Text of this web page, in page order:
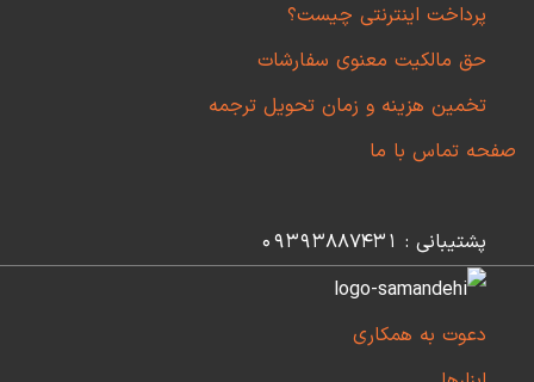
پرداخت اینترنتی چیست؟
حق مالکیت معنوی سفارشات
تخمین هزینه و زمان تحویل ترجمه
صفحه تماس با ما
پشتیبانی : 09393887431
دعوت به همکاری